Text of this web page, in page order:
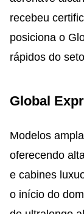
recebeu
posiciona o
rápidos do
Global
Modelos
oferecendo
e cabines
o início do